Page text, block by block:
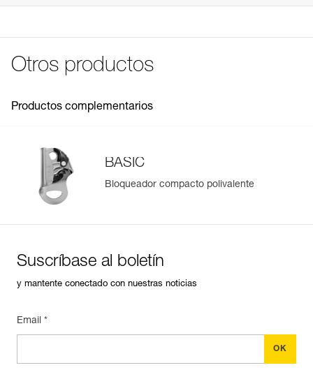
guardarlo cuando no se utiliza.
Gestión y control simplificados de tus EPI
Importe y exporte de forma sencilla los datos de sus EPI.
Consulte el historial de un producto desde su fecha de
Más información
Otros productos
Productos complementarios
BASIC
Bloqueador compacto polivalente
Suscríbase al boletín
y mantente conectado con nuestras noticias
Email *